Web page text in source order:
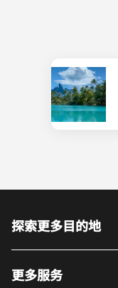
探索更多目的地
更多服务